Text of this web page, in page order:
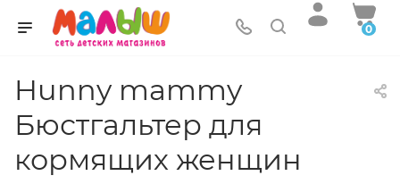
0
Hunny mammy
Бюстгальтер для
кормящих женщин